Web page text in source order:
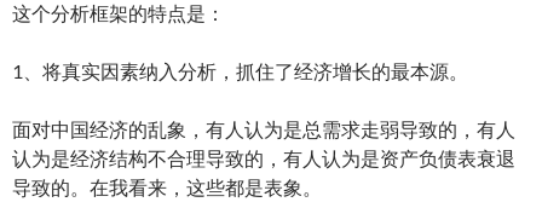
这个分析框架的特点是：
1、将真实因素纳入分析，抓住了经济增长的最本源。
面对中国经济的乱象，有人认为是总需求走弱导致的，有人
认为是经济结构不合理导致的，有人认为是资产负债表衰退
导致的。在我看来，这些都是表象。